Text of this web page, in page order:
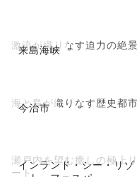
来島海峡
激流が織りなす迫力の絶景
今治市
海と島が織りなす歴史都市
インランド・シー・リゾ
瀬戸内を望む癒しの極上
ート